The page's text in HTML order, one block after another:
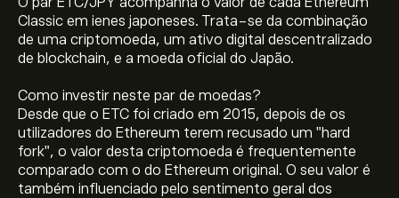
Classic em ienes japoneses. Trata-se da combinação
de uma criptomoeda, um ativo digital descentralizado
de blockchain, e a moeda oficial do Japão.
Como investir neste par de moedas?
Desde que o ETC foi criado em 2015, depois de os
utilizadores do Ethereum terem recusado um "hard
fork", o valor desta criptomoeda é frequentemente
comparado com o do Ethereum original. O seu valor é
também influenciado pelo sentimento geral dos